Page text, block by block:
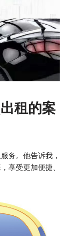
租的案
务。他告诉我，
享受更加便捷、